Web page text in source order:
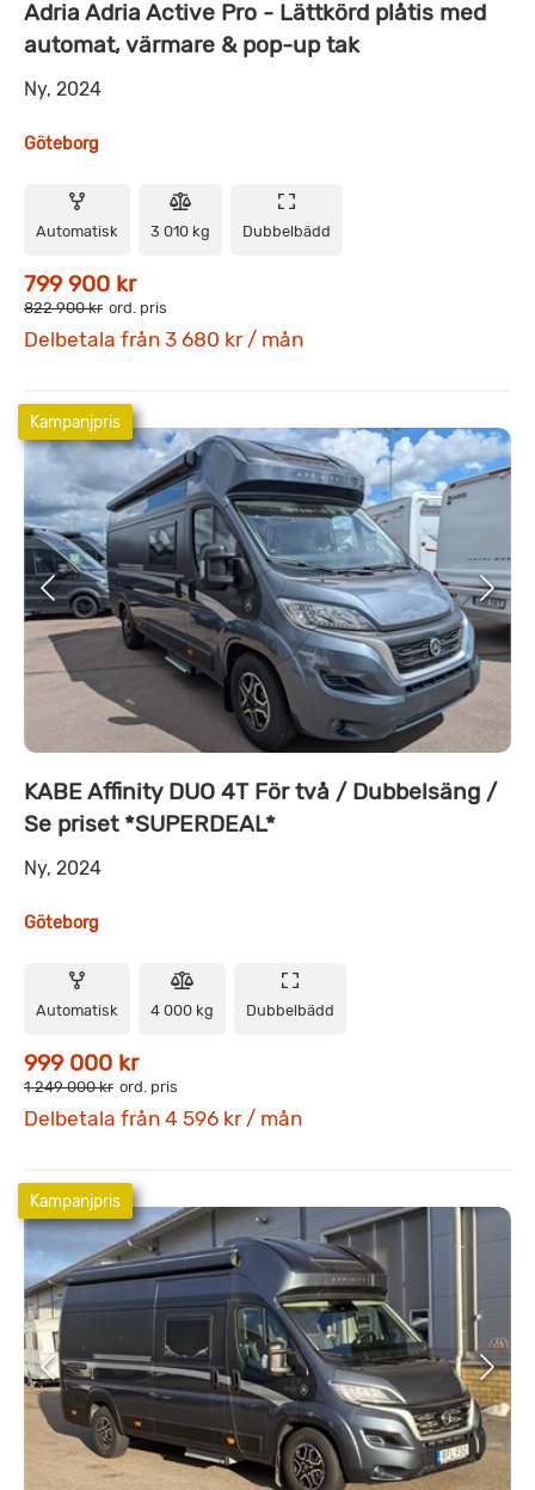
Adria Adria Active Pro - Lättkörd plåtis med
automat, värmare & pop-up tak
Ny, 2024
Göteborg
Automatisk 3 010 kg Dubbelbädd
799 900 kr
822 900 kr ord. pris
Delbetala från 3 680 kr / mån
Kampanjpris
KABE Affinity DUO 4T För två / Dubbelsäng /
Se priset *SUPERDEAL*
Ny, 2024
Göteborg
Automatisk 4 000 kg Dubbelbädd
999 000 kr
1 249 000 kr ord. pris
Delbetala från 4 596 kr / mån
Kampanjpris